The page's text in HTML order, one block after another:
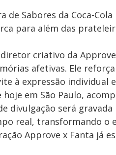
de Sabores da Coca-
para além das
criativo da
afetivas. Ele
à expressão individual
em São Paulo,
divulgação será
real, transformando o
Approve x Fanta já